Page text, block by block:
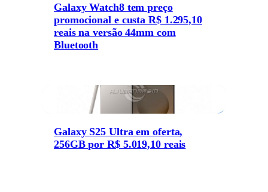
Galaxy Watch8 tem preço
promocional e custa R$ 1.295,10
reais na versão 44mm com
Bluetooth
Galaxy S25 Ultra em oferta,
256GB por R$ 5.019,10 reais